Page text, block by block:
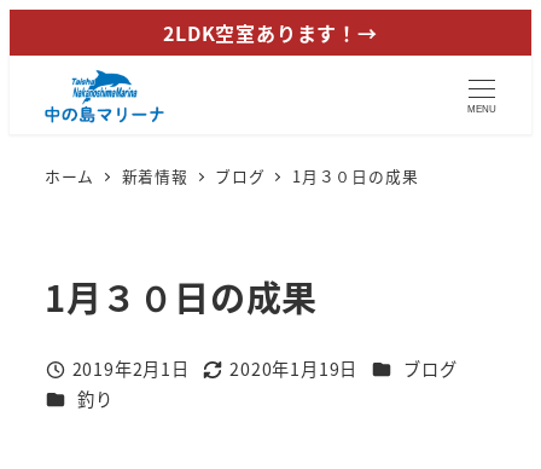
イ
2LDK空室あります！→
MENU
ホーム 新着情報 ブログ 1月３０日の成果
1月３０日の成果
投稿日
2019年2月1日
更新日
2020年1月19日 カテゴリー
ブログ
カテゴリー
釣り